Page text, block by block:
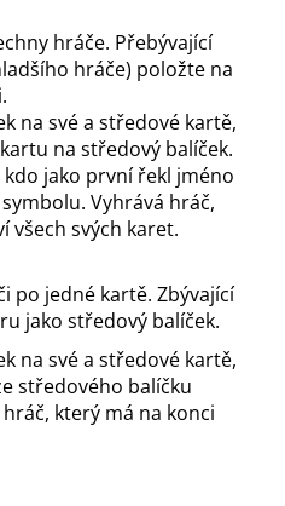
hráče. Přebývající
hráče) položte na
na své a středové kartě,
na středový balíček.
jako první řekl jméno
Vyhrává hráč,
všech svých karet.
po jedné kartě. Zbývající
jako středový balíček.
na své a středové kartě,
středového balíčku
který má na konci